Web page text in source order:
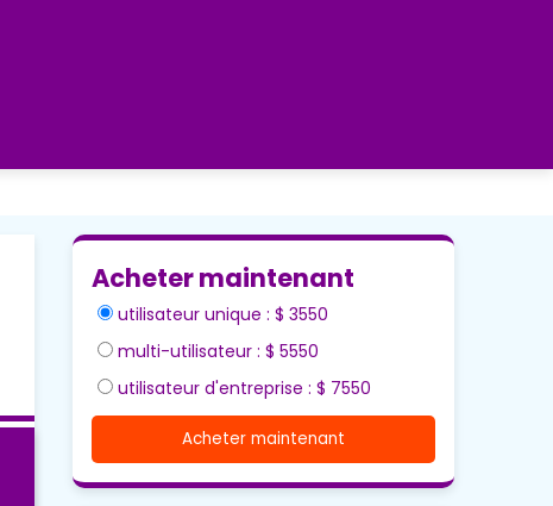
Acheter maintenant
utilisateur unique : $ 3550
multi-utilisateur : $ 5550
utilisateur d'entreprise : $ 7550
Acheter maintenant